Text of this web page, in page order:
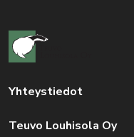
Yhteystiedot
Teuvo Louhisola Oy